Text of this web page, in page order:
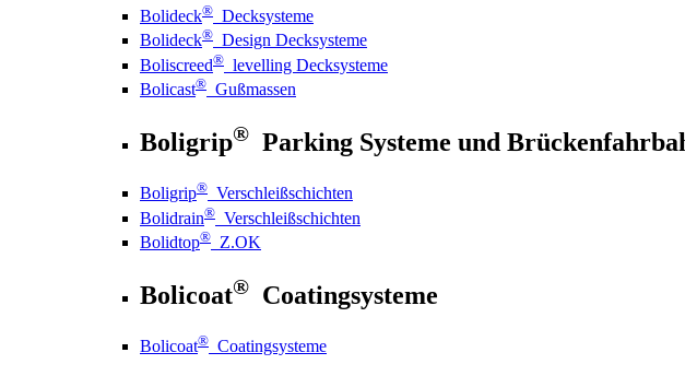
Bolideck® Decksysteme
Bolideck® Design Decksysteme
Boliscreed® levelling Decksysteme
Bolicast® Gußmassen
Boligrip® Parking Systeme und
Boligrip® Verschleißschichten
Bolidrain® Verschleißschichten
Bolidtop® Z.OK
Bolicoat® Coatingsysteme
Bolicoat® Coatingsysteme